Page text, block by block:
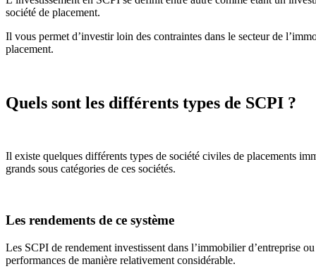
société de placement.
Il vous permet d’investir loin des contraintes dans le secteur de
placement.
Quels sont les différents types de SCPI ?
Il existe quelques différents types de société civiles de placements
grands sous catégories de ces sociétés.
Les rendements de ce système
Les SCPI de rendement investissent dans l’immobilier d’entreprise
performances de manière relativement considérable.